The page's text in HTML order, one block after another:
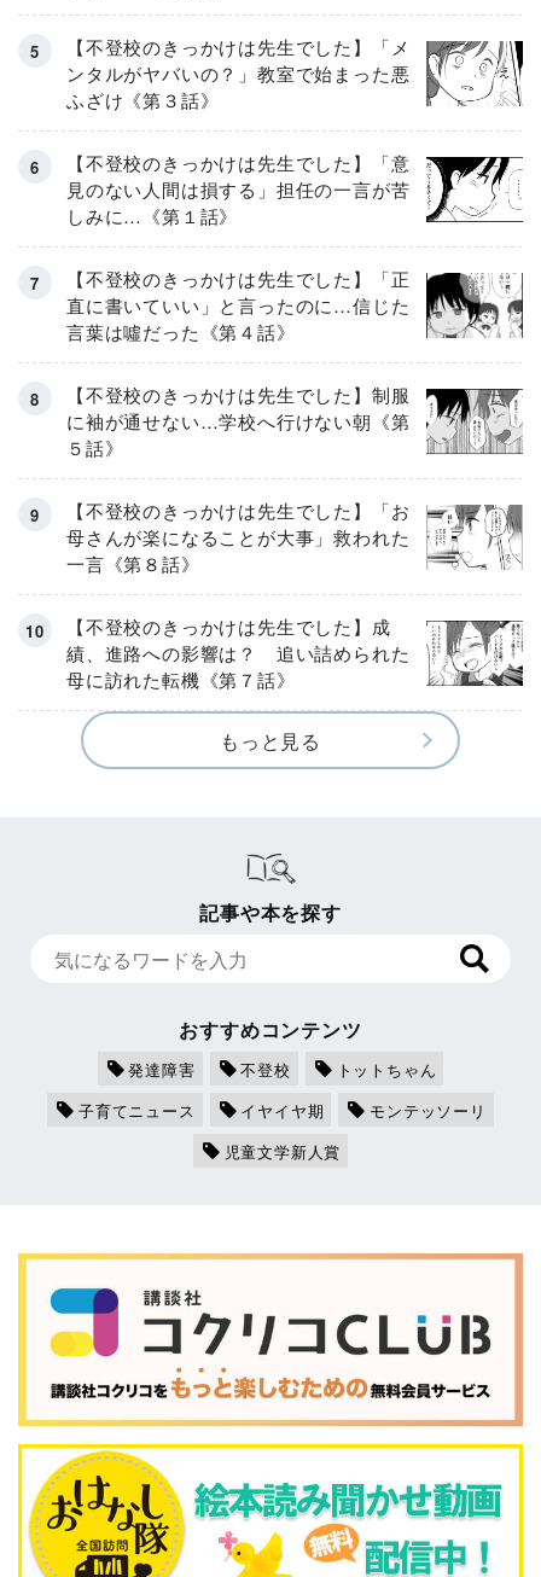
【不登校のきっかけは先生でした】「メ
ンタルがヤバいの？」教室で始まった悪
ふざけ《第３話》
【不登校のきっかけは先生でした】「意
見のない人間は損する」担任の一言が苦
しみに…《第１話》
【不登校のきっかけは先生でした】「正
直に書いていい」と言ったのに…信じた
言葉は噓だった《第４話》
【不登校のきっかけは先生でした】制服
に袖が通せない…学校へ行けない朝《第
５話》
【不登校のきっかけは先生でした】「お
母さんが楽になることが大事」救われた
一言《第８話》
【不登校のきっかけは先生でした】成
績、進路への影響は？ 追い詰められた
母に訪れた転機《第７話》
もっと見る
記事や本を探す
おすすめコンテンツ
発達障害 不登校
トットちゃん
子育てニュース
イヤイヤ期
モンテッソーリ
児童文学新人賞